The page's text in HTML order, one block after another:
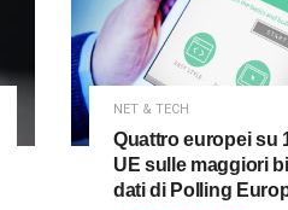
NET & TECH
Quattro europei su
UE sulle maggiori
dati di Polling